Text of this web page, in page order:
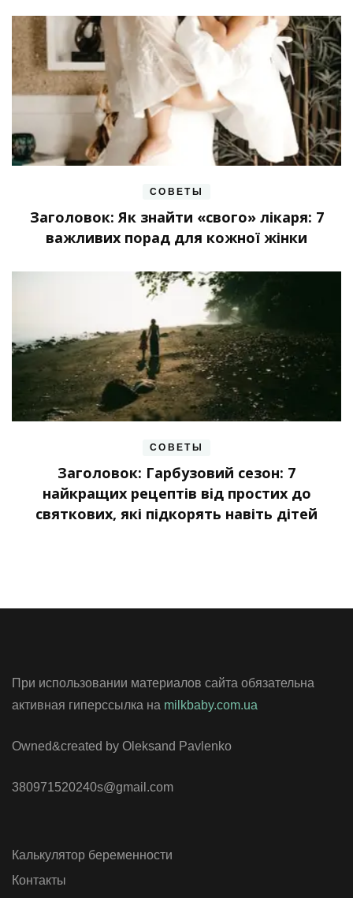
СОВЕТЫ
Заголовок: Як знайти «свого» лікаря: 7
важливих порад для кожної жінки
СОВЕТЫ
Заголовок: Гарбузовий сезон: 7
найкращих рецептів від простих до
святкових, які підкорять навіть дітей
При использовании материалов сайта обязательна
активная гиперссылка на milkbaby.com.ua
Owned&created by Oleksand Pavlenko
380971520240s@gmail.com
Калькулятор беременности
Контакты